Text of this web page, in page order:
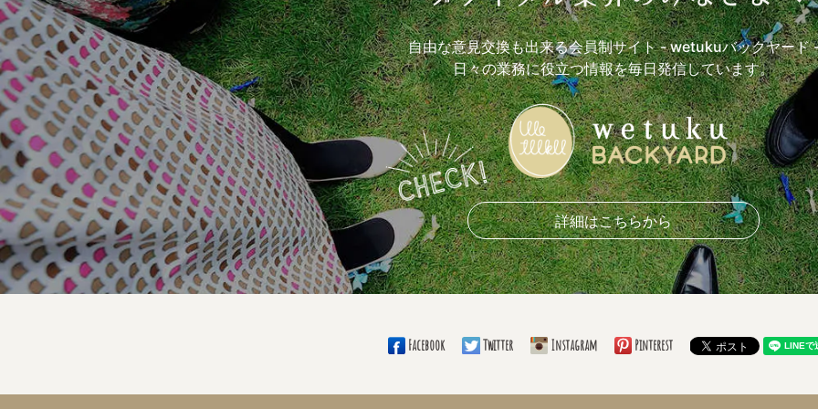
自由な意見交換も出来る会員制サイト- wetukuバックヤード
日々の業務に役立つ情報を毎日発信しています。
詳細はこちらから
Facebook Twitter Instagram Pinterest